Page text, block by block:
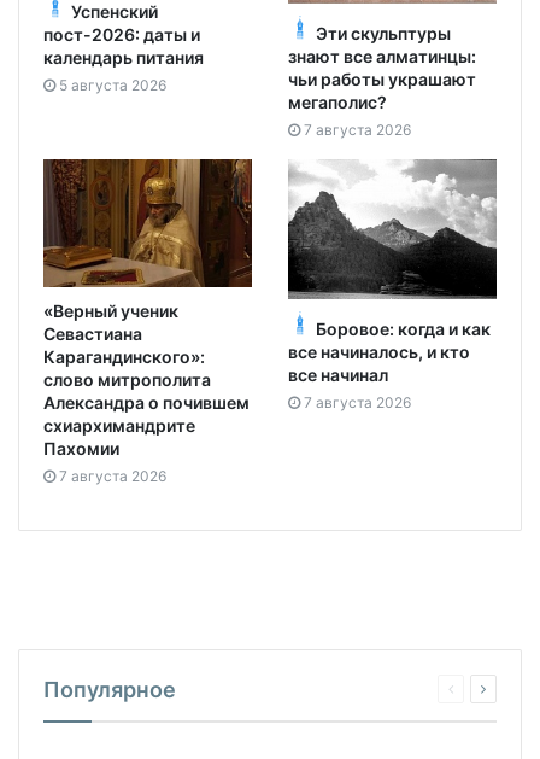
Успенский
пост-2026: даты и
календарь питания
5 августа 2026
Эти скульптуры
знают все алматинцы:
чьи работы украшают
мегаполис?
7 августа 2026
«Верный ученик
Севастиана
Карагандинского»:
слово митрополита
Александра о почившем
схиархимандрите
Пахомии
7 августа 2026
Боровое: когда и как
все начиналось, и кто
все начинал
7 августа 2026
Популярное